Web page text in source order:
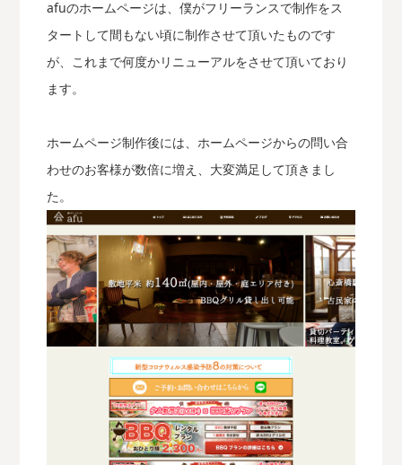
afuのホームページは、僕がフリーランスで制作をス
タートして間もない頃に制作させて頂いたものです
が、これまで何度かリニューアルをさせて頂いており
ます。
ホームページ制作後には、ホームページからの問い合
わせのお客様が数倍に増え、大変満足して頂きまし
た。